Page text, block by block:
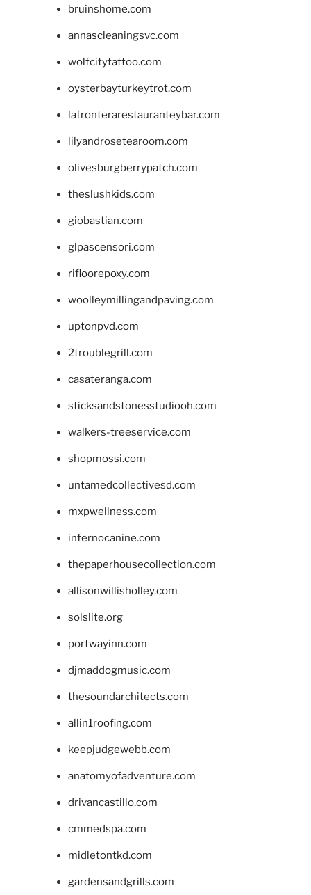
bruinshome.com
annascleaningsvc.com
wolfcitytattoo.com
oysterbayturkeytrot.com
lafronterarestauranteybar.com
lilyandrosetearoom.com
olivesburgberrypatch.com
theslushkids.com
giobastian.com
glpascensori.com
rifloorepoxy.com
woolleymillingandpaving.com
uptonpvd.com
2troublegrill.com
casateranga.com
sticksandstonesstudiooh.com
walkers-treeservice.com
shopmossi.com
untamedcollectivesd.com
mxpwellness.com
infernocanine.com
thepaperhousecollection.com
allisonwillisholley.com
solslite.org
portwayinn.com
djmaddogmusic.com
thesoundarchitects.com
allin1roofing.com
keepjudgewebb.com
anatomyofadventure.com
drivancastillo.com
cmmedspa.com
midletontkd.com
gardensandgrills.com